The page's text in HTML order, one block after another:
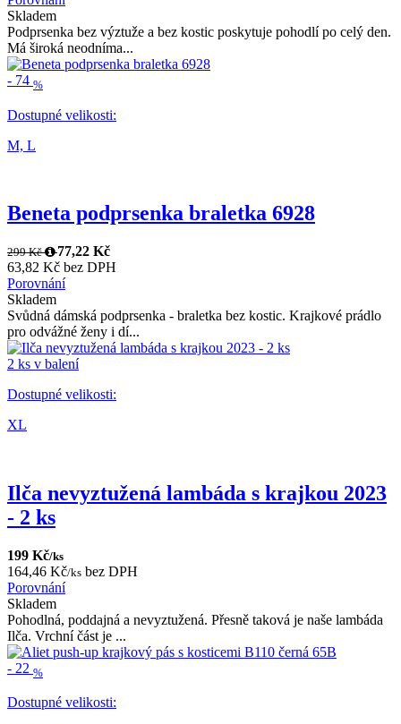
Skladem
Podprsenka bez výztuže a bez kostic poskytuje pohodlí po celý den.
Má široká neodníma...
- 74 %
Dostupné velikosti:
M, L
Beneta podprsenka braletka 6928
299 Kč
77,22 Kč
63,82 Kč bez DPH
Porovnání
Skladem
Svůdná dámská podprsenka - braletka bez kostic. Krajkové prádlo
pro odvážné ženy i dí...
2 ks v balení
Dostupné velikosti:
XL
Ilča nevyztužená lambáda s krajkou 2023
- 2 ks
199 Kč/ks
164,46 Kč/ks bez DPH
Porovnání
Skladem
Pohodlná, poddajná a nevyztužená. Přesně taková je naše lambáda
Ilča. Vrchní část je ...
- 22 %
Dostupné velikosti: